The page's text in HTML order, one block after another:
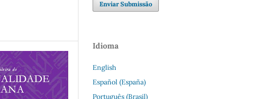
Enviar Submissão
Idioma
English
Español (España)
Português (Brasil)